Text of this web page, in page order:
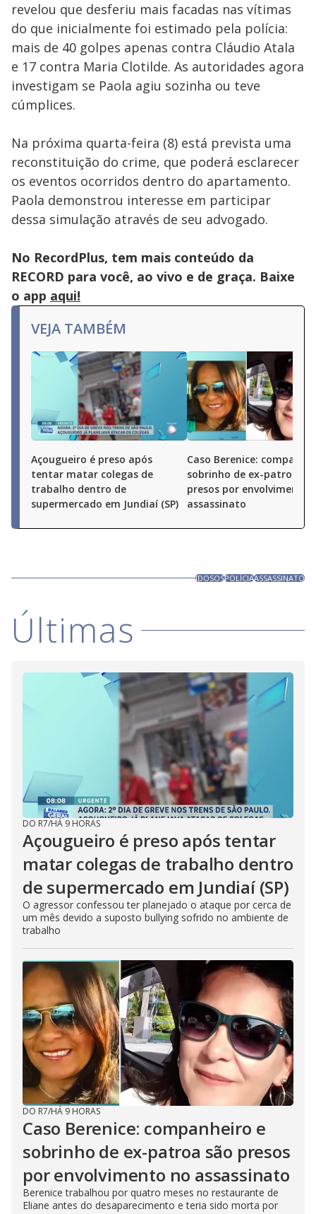
revelou que desferiu mais facadas nas vítimas
do que inicialmente foi estimado pela polícia:
mais de 40 golpes apenas contra Cláudio Atala
e 17 contra Maria Clotilde. As autoridades agora
investigam se Paola agiu sozinha ou teve
cúmplices.
Na próxima quarta-feira (8) está prevista uma
reconstituição do crime, que poderá esclarecer
os eventos ocorridos dentro do apartamento.
Paola demonstrou interesse em participar
dessa simulação através de seu advogado.
No RecordPlus, tem mais conteúdo da
RECORD para você, ao vivo e de graça. Baixe
o app aqui!
VEJA TAMBÉM
Açougueiro é preso após
tentar matar colegas de
trabalho dentro de
supermercado em Jundiaí (SP)
Caso Berenice:
sobrinho de ex-patroa
presos por envolvimento
assassinato
IDOSOSPOLÍCIAASSASSINATO
Últimas
DO R7/HÁ 9 HORAS
Açougueiro é preso após tentar
matar colegas de trabalho dentro
de supermercado em Jundiaí (SP)
O agressor confessou ter planejado o ataque por cerca de
um mês devido a suposto bullying sofrido no ambiente de
trabalho
DO R7/HÁ 9 HORAS
Caso Berenice: companheiro e
sobrinho de ex-patroa são presos
por envolvimento no assassinato
Berenice trabalhou por quatro meses no restaurante de
Eliane antes do desaparecimento e teria sido morta por